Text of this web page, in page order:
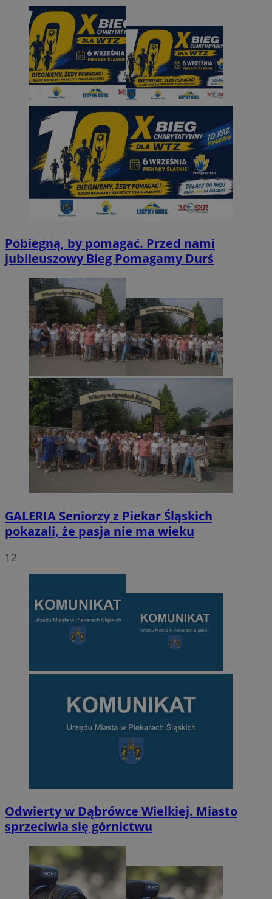
Pobiegną, by pomagać. Przed nami
jubileuszowy Bieg Pomagamy Durś
GALERIA Seniorzy z Piekar Śląskich
pokazali, że pasja nie ma wieku
12
Odwierty w Dąbrówce Wielkiej. Miasto
sprzeciwia się górnictwu